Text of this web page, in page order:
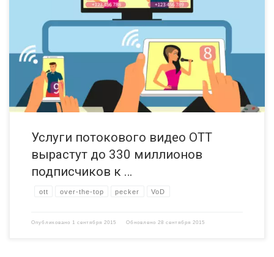
Как сообщается в новом докладе Juniper Research — количество
потребителей потокового видео значительно увеличивается. Так,
например, количество подписок таких сервисов, как Netflix
и Amazon Prime Instant Video увеличиться с 92,1 миллиона в 2015
до 333,2 миллионов глобальных подписок к 2019 году. Все
подключенные телевизоры и стримминговые устройства на
подобии Amazon’s Fire TV Stick и Chromecast будут […]
Услуги потокового видео OTT
вырастут до 330 миллионов
подписчиков к …
ott over-the-top pecker VoD
Опубликовано 1 сентября 2015 Обновлено 28 сентября 2015